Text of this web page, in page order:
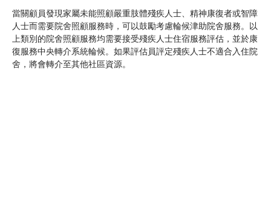
當關顧員發現家屬未能照顧嚴重肢體殘疾人士、精神康復者或智障
人士而需要院舍照顧服務時，可以鼓勵考慮輪候津助院舍服務。以
上類別的院舍照顧服務均需要接受殘疾人士住宿服務評估，並於康
復服務中央轉介系統輪候。如果評估員評定殘疾人士不適合入住院
舍，將會轉介至其他社區資源。